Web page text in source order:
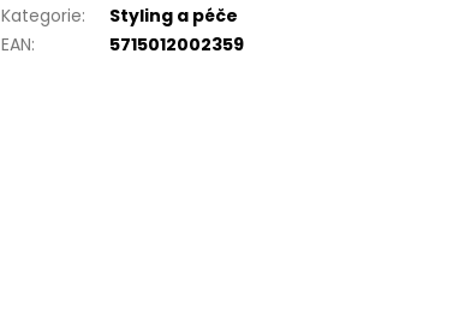
Kategorie:
Styling a péče
EAN: 5715012002359